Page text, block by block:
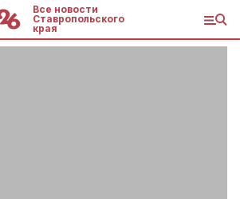
Все новости
Ставропольского
края